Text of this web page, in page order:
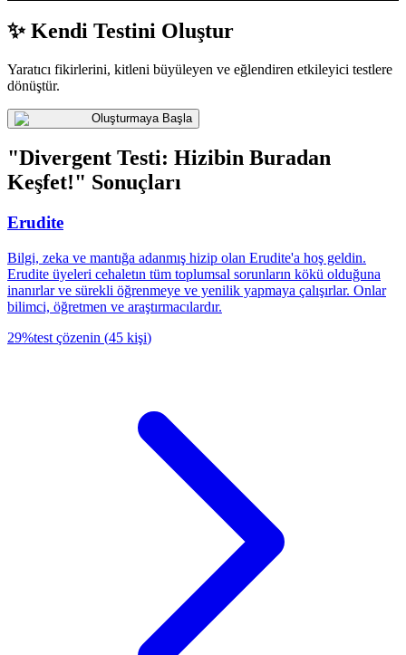
✨ Kendi Testini Oluştur
Yaratıcı fikirlerini, kitleni büyüleyen ve eğlendiren etkileyici testlere
dönüştür.
Oluşturmaya Başla
"Divergent Testi: Hizibin Buradan
Keşfet!" Sonuçları
Erudite
Bilgi, zeka ve mantığa adanmış hizip olan Erudite'a hoş geldin.
Erudite üyeleri cehaletın tüm toplumsal sorunların kökü olduğuna
inanırlar ve sürekli öğrenmeye ve yenilik yapmaya çalışırlar. Onlar
bilimci, öğretmen ve araştırmacılardır.
29%test çözenin (45 kişi)